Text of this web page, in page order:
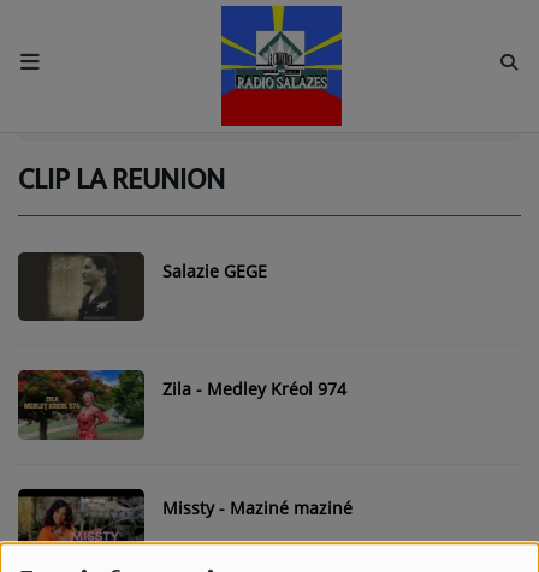
Radio
EQUIPES
Nos Fréquences
Podcast
Contact
clip la reunion
CLIP LA REUNION
Salazie GEGE
Zila - Medley Kréol 974
Missty - Maziné maziné